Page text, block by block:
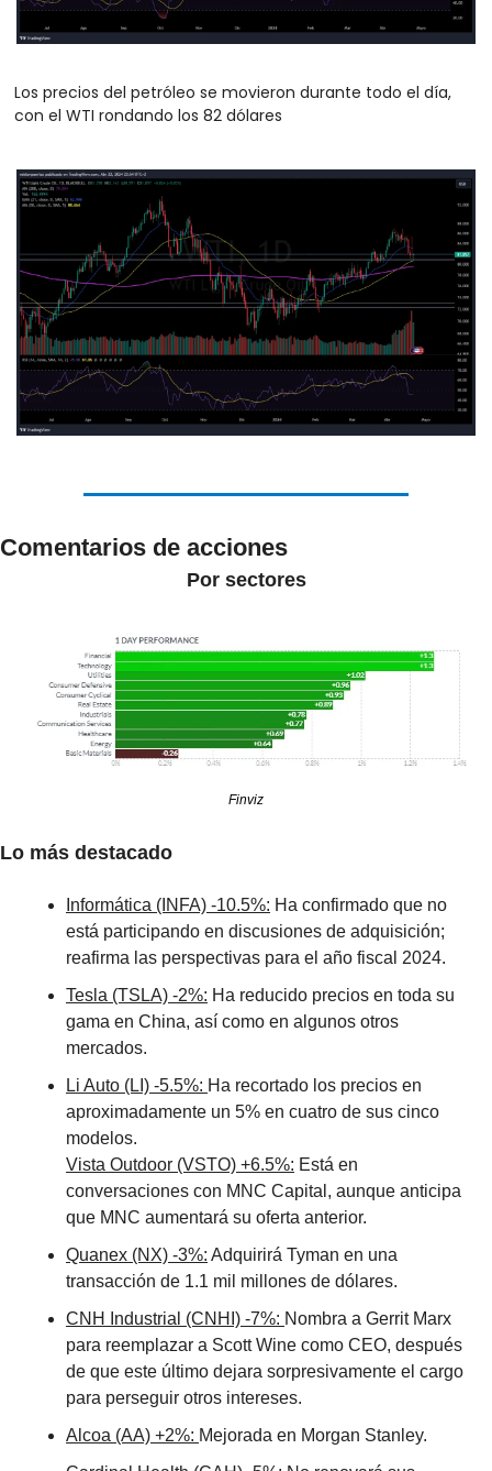
Los precios del petróleo se movieron durante todo el día,
con el WTI rondando los 82 dólares
Comentarios de acciones
Por sectores
Finviz
Lo más destacado
Informática (INFA) -10.5%: Ha confirmado que no
está participando en discusiones de adquisición;
reafirma las perspectivas para el año fiscal 2024.
Tesla (TSLA) -2%: Ha reducido precios en toda su
gama en China, así como en algunos otros
mercados.
Li Auto (LI) -5.5%: Ha recortado los precios en
aproximadamente un 5% en cuatro de sus cinco
modelos.
Vista Outdoor (VSTO) +6.5%: Está en
conversaciones con MNC Capital, aunque anticipa
que MNC aumentará su oferta anterior.
Quanex (NX) -3%: Adquirirá Tyman en una
transacción de 1.1 mil millones de dólares.
CNH Industrial (CNHI) -7%: Nombra a Gerrit Marx
para reemplazar a Scott Wine como CEO, después
de que este último dejara sorpresivamente el cargo
para perseguir otros intereses.
Alcoa (AA) +2%: Mejorada en Morgan Stanley.